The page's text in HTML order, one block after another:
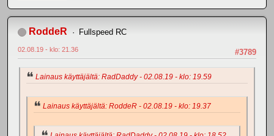
RoddeR Fullspeed RC
#3789
02.08.19 - klo: 21.36
Lainaus käyttäjältä: RadDaddy - 02.08.19 - klo: 19.59
Lainaus käyttäjältä: RoddeR - 02.08.19 - klo: 19.37